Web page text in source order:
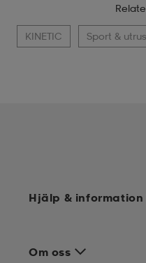
KINETIC Sport &
Hjälp & information
Om oss